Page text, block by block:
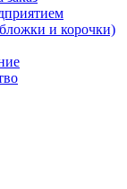
и корочки)